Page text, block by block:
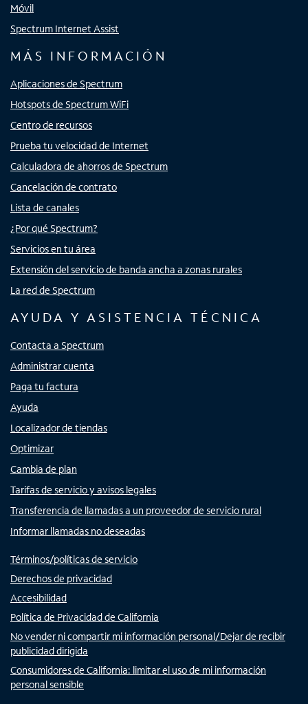
Móvil
Spectrum Internet Assist
MÁS INFORMACIÓN
Aplicaciones de Spectrum
Hotspots de Spectrum WiFi
Centro de recursos
Prueba tu velocidad de Internet
Calculadora de ahorros de Spectrum
Cancelación de contrato
Lista de canales
¿Por qué Spectrum?
Servicios en tu área
Extensión del servicio de banda ancha a zonas rurales
La red de Spectrum
AYUDA Y ASISTENCIA TÉCNICA
Contacta a Spectrum
Administrar cuenta
Paga tu factura
Ayuda
Localizador de tiendas
Optimizar
Cambia de plan
Tarifas de servicio y avisos legales
Transferencia de llamadas a un proveedor de servicio rural
Informar llamadas no deseadas
Términos/políticas de servicio
Derechos de privacidad
Accesibilidad
Política de Privacidad de California
No vender ni compartir mi información personal/Dejar de recibir
publicidad dirigida
Consumidores de California: limitar el uso de mi información
personal sensible